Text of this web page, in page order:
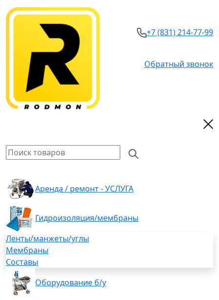
+7 (831) 214-77-99
Обратный звонок
Аренда / ремонт - УСЛУГА
Гидроизоляция/мембраны
Ленты/манжеты/углы
Мембраны
Составы
Оборудование б/у